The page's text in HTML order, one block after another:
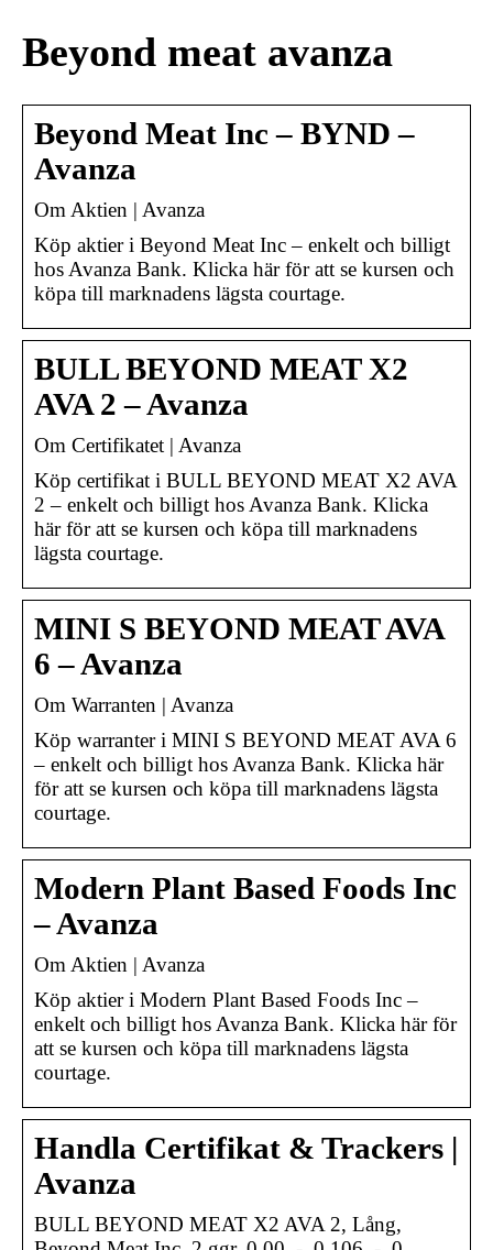
Beyond meat avanza
Beyond Meat Inc – BYND –
Avanza
Om Aktien | Avanza
Köp aktier i Beyond Meat Inc – enkelt och billigt
hos Avanza Bank. Klicka här för att se kursen och
köpa till marknadens lägsta courtage.
BULL BEYOND MEAT X2
AVA 2 – Avanza
Om Certifikatet | Avanza
Köp certifikat i BULL BEYOND MEAT X2 AVA
2 – enkelt och billigt hos Avanza Bank. Klicka
här för att se kursen och köpa till marknadens
lägsta courtage.
MINI S BEYOND MEAT AVA
6 – Avanza
Om Warranten | Avanza
Köp warranter i MINI S BEYOND MEAT AVA 6
– enkelt och billigt hos Avanza Bank. Klicka här
för att se kursen och köpa till marknadens lägsta
courtage.
Modern Plant Based Foods Inc
– Avanza
Om Aktien | Avanza
Köp aktier i Modern Plant Based Foods Inc –
enkelt och billigt hos Avanza Bank. Klicka här för
att se kursen och köpa till marknadens lägsta
courtage.
Handla Certifikat & Trackers |
Avanza
BULL BEYOND MEAT X2 AVA 2, Lång,